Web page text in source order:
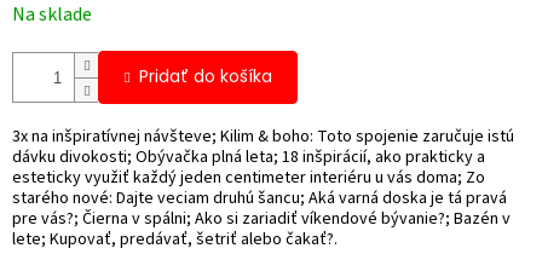
cena:
Na sklade
Pridať do košíka
3x na inšpiratívnej návšteve; Kilim & boho: Toto spojenie zaručuje istú
dávku divokosti; Obývačka plná leta; 18 inšpirácií, ako prakticky a
esteticky využiť každý jeden centimeter interiéru u vás doma; Zo
starého nové: Dajte veciam druhú šancu; Aká varná doska je tá pravá
pre vás?; Čierna v spálni; Ako si zariadiť víkendové bývanie?; Bazén v
lete; Kupovať, predávať, šetriť alebo čakať?.